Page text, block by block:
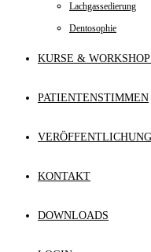
Lachgassedierung
Dentosophie
KURSE &
PATIENTENSTIMMEN
KONTAKT
DOWNLOADS